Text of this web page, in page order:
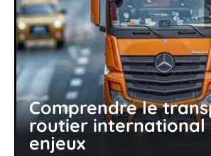
Comprendre le
routier international
enjeux